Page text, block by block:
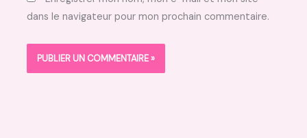
dans le navigateur pour mon prochain commentaire.